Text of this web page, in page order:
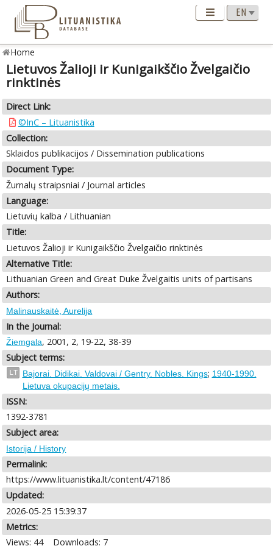
Home
Lietuvos Žalioji ir Kunigaikščio Žvelgaičio
rinktinės
Direct Link:
©InC – Lituanistika
Collection:
Sklaidos publikacijos / Dissemination publications
Document Type:
Žurnalų straipsniai / Journal articles
Language:
Lietuvių kalba / Lithuanian
Title:
Lietuvos Žalioji ir Kunigaikščio Žvelgaičio rinktinės
Alternative Title:
Lithuanian Green and Great Duke Žvelgaitis units of partisans
Authors:
Malinauskaitė, Aurelija
In the Journal:
Žiemgala, 2001, 2, 19-22, 38-39
Subject terms:
LT Bajorai. Didikai. Valdovai / Gentry. Nobles. Kings; 1940-1990.
Lietuva okupacijų metais.
ISSN:
1392-3781
Subject area:
Istorija / History
Permalink:
https://www.lituanistika.lt/content/47186
Updated:
2026-05-25 15:39:37
Metrics:
Views: 44
Downloads: 7